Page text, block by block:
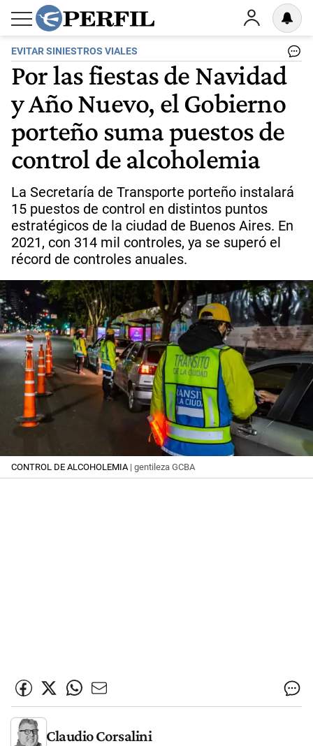
EVITAR SINIESTROS VIALES
Por las fiestas de Navidad
y Año Nuevo, el Gobierno
porteño suma puestos de
control de alcoholemia
La Secretaría de Transporte porteño instalará
15 puestos de control en distintos puntos
estratégicos de la ciudad de Buenos Aires. En
2021, con 314 mil controles, ya se superó el
récord de controles anuales.
CONTROL DE ALCOHOLEMIA| gentileza GCBA
Claudio Corsalini